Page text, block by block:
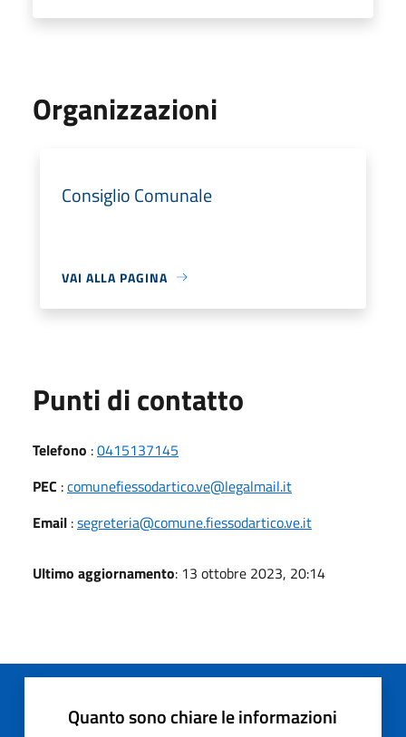
Organizzazioni
Consiglio Comunale
VAI ALLA PAGINA
Punti di contatto
Telefono :0415137145
PEC :comunefiessodartico.ve@legalmail.it
Email :segreteria@comune.fiessodartico.ve.it
Ultimo aggiornamento: 13 ottobre 2023, 20:14
Quanto sono chiare le informazioni